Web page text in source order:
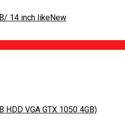
14 inch likeNew
VGA GTX 1050 4GB)